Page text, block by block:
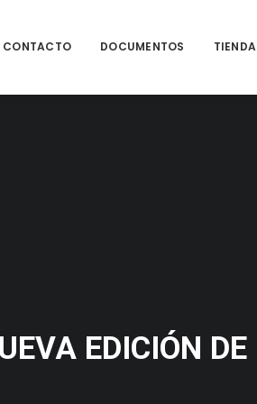
CONTACTO DOCUMENTOS TIENDA
EDICIÓN DE